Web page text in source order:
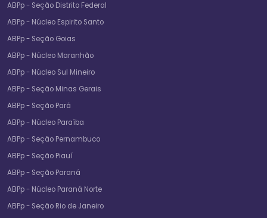
ABPp - Seção Distrito Federal
ABPp - Núcleo Espirito Santo
ABPp - Seção Goias
ABPp - Núcleo Maranhão
ABPp - Núcleo Sul Mineiro
ABPp - Seção Minas Gerais
ABPp - Seção Pará
ABPp - Núcleo Paraíba
ABPp - Seção Pernambuco
ABPp - Seção Piauí
ABPp - Seção Paraná
ABPp - Núcleo Paraná Norte
ABPp - Seção Rio de Janeiro